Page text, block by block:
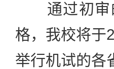
通过初审的
格，我校将于
举行机试的各